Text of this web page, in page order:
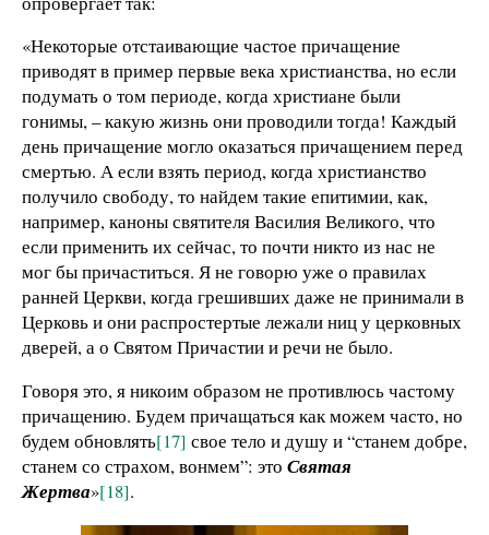
«Некоторые отстаивающие частое причащение
приводят в пример первые века христианства, но если
подумать о том периоде, когда христиане были
гонимы, – какую жизнь они проводили тогда! Каждый
день причащение могло оказаться причащением перед
смертью. А если взять период, когда христианство
получило свободу, то найдем такие епитимии, как,
например, каноны святителя Василия Великого, что
если применить их сейчас, то почти никто из нас не
мог бы причаститься. Я не говорю уже о правилах
ранней Церкви, когда грешивших даже не принимали в
Церковь и они распростертые лежали ниц у церковных
дверей, а о Святом Причастии и речи не было.
Говоря это, я никоим образом не противлюсь частому
причащению. Будем причащаться как можем часто, но
будем обновлять[17] свое тело и душу и “станем добре,
станем со страхом, вонмем”: это Святая
Жертва»[18].